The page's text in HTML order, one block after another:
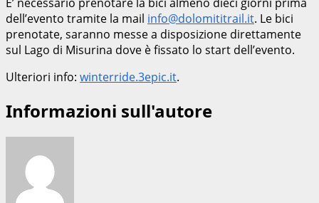
dell’evento tramite la mail info@dolomititrail.it. Le bici
prenotate, saranno messe a disposizione direttamente
sul Lago di Misurina dove è fissato lo start dell’evento.
Ulteriori info: winterride.3epic.it.
Informazioni sull'autore